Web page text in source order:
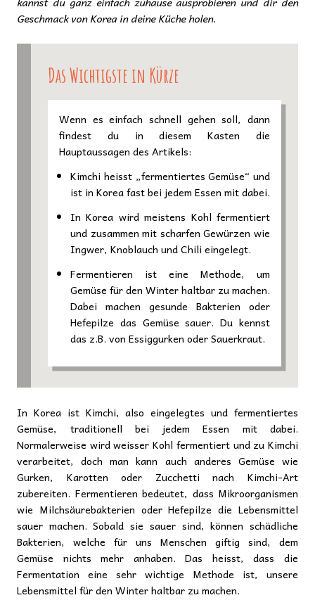
Geschmack von Korea in deine Küche holen.
Das Wichtigste in Kürze
Wenn es einfach schnell gehen soll, dann
findest du in diesem Kasten die
Hauptaussagen des Artikels:
Kimchi heisst „fermentiertes Gemüse“ und
ist in Korea fast bei jedem Essen mit dabei.
In Korea wird meistens Kohl fermentiert
und zusammen mit scharfen Gewürzen wie
Ingwer, Knoblauch und Chili eingelegt.
Fermentieren ist eine Methode, um
Gemüse für den Winter haltbar zu machen.
Dabei machen gesunde Bakterien oder
Hefepilze das Gemüse sauer. Du kennst
das z.B. von Essiggurken oder Sauerkraut.
In Korea ist Kimchi, also eingelegtes und fermentiertes
Gemüse, traditionell bei jedem Essen mit dabei.
Normalerweise wird weisser Kohl fermentiert und zu Kimchi
verarbeitet, doch man kann auch anderes Gemüse wie
Gurken, Karotten oder Zucchetti nach Kimchi-Art
zubereiten. Fermentieren bedeutet, dass Mikroorganismen
wie Milchsäurebakterien oder Hefepilze die Lebensmittel
sauer machen. Sobald sie sauer sind, können schädliche
Bakterien, welche für uns Menschen giftig sind, dem
Gemüse nichts mehr anhaben. Das heisst, dass die
Fermentation eine sehr wichtige Methode ist, unsere
Lebensmittel für den Winter haltbar zu machen.